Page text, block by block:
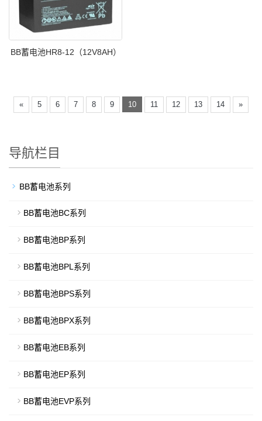
BB蓄电池HR8-12（12V8AH）
« 5 6 7 8 9 10 11 12 13 14 »
导航栏目
BB蓄电池系列
BB蓄电池BC系列
BB蓄电池BP系列
BB蓄电池BPL系列
BB蓄电池BPS系列
BB蓄电池BPX系列
BB蓄电池EB系列
BB蓄电池EP系列
BB蓄电池EVP系列